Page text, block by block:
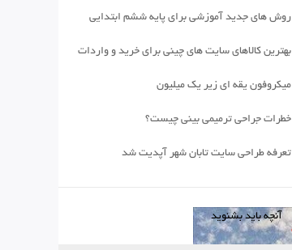
روش های جدید آموزشی برای پایه ششم ابتدایی
بهترین کالاهای سایت های چینی برای خرید و واردات
میکروفون یقه ای زیر یک میلیون
خطرات جراحی ترمیمی بینی چیست؟
تعرفه طراحی سایت تابان شهر آپدیت شد
آنچه باید بشنوید